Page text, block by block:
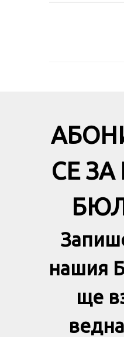
СЕ
нашия
ще